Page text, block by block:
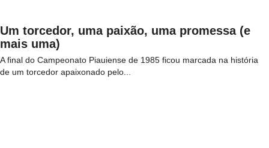
Um torcedor, uma paixão, uma promessa (e
mais uma)
A final do Campeonato Piauiense de 1985 ficou marcada na história
de um torcedor apaixonado pelo...